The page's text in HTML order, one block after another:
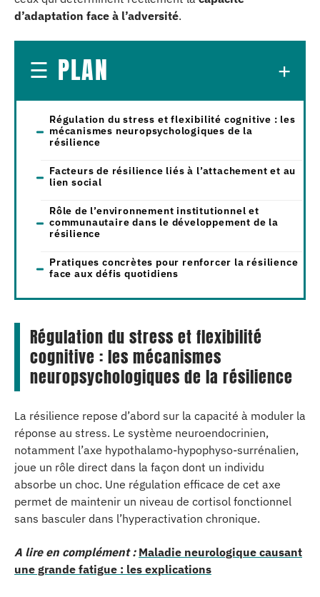
d’adaptation face à l’adversité.
PLAN
Régulation du stress et flexibilité cognitive : les
mécanismes neuropsychologiques de la
résilience
Facteurs de résilience liés à l’attachement et au
lien social
Rôle de l’environnement institutionnel et
communautaire dans le développement de la
résilience
Pratiques concrètes pour renforcer la résilience
face aux défis quotidiens
Régulation du stress et flexibilité
cognitive : les mécanismes
neuropsychologiques de la résilience
La résilience repose d’abord sur la capacité à moduler la
réponse au stress. Le système neuroendocrinien,
notamment l’axe hypothalamo-hypophyso-surrénalien,
joue un rôle direct dans la façon dont un individu
absorbe un choc. Une régulation efficace de cet axe
permet de maintenir un niveau de cortisol fonctionnel
sans basculer dans l’hyperactivation chronique.
A lire en complément : Maladie neurologique causant
une grande fatigue : les explications